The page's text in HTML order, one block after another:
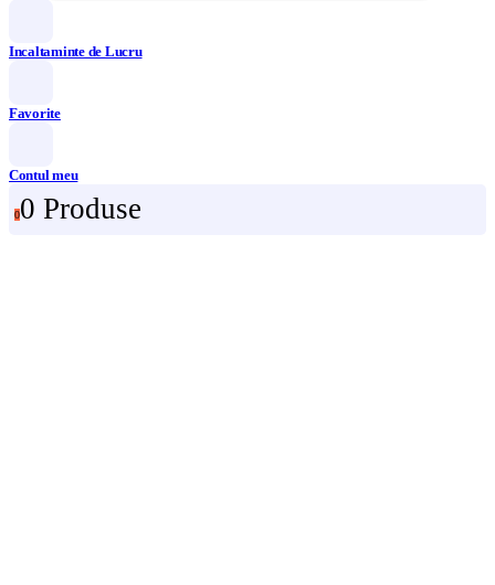
Incaltaminte de Lucru
Favorite
Contul meu
00 Produse